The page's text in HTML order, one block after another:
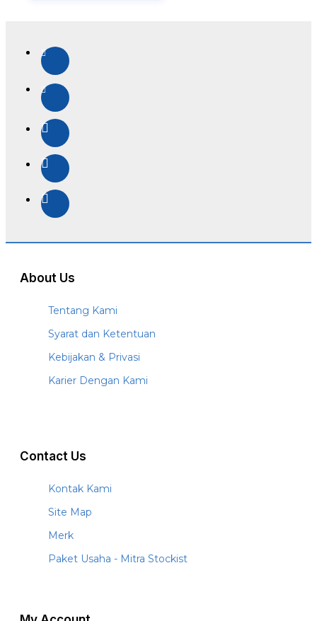
About Us
Tentang Kami
Syarat dan Ketentuan
Kebijakan & Privasi
Karier Dengan Kami
Contact Us
Kontak Kami
Site Map
Merk
Paket Usaha - Mitra Stockist